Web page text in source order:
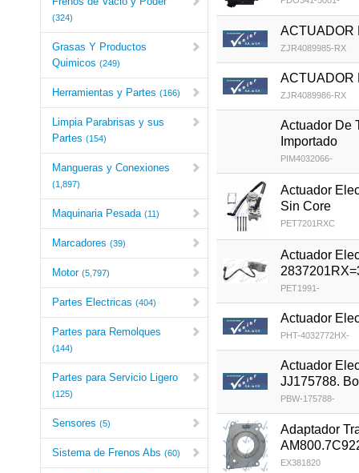
(324)
Grasas Y Productos
Quimicos (249)
Herramientas y Partes (166)
Limpia Parabrisas y sus
Partes (154)
Mangueras y Conexiones
(1,897)
Maquinaria Pesada (11)
Marcadores (39)
Motor (5,797)
Partes Electricas (404)
Partes para Remolques
(144)
Partes para Servicio Ligero
(125)
Sensores (5)
Sistema de Frenos Abs (60)
ACTUADOR
ZJR4089985-RX
ACTUADOR
ZJR4089986-RX
Actuador De
Importado
PIM4032066-
Actuador
Sin Core
PET7201RXC
Actuador
PET1991-
Actuador
PHT-4032772HX-
Actuador
JJ175788.
PBW-175788-
Adaptador
EX381820